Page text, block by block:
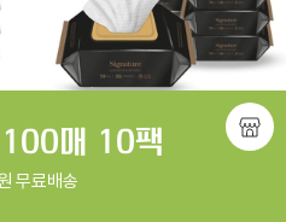
매 10팩
무료배송